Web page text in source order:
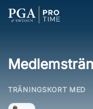
TRÄNINGSKORT MED